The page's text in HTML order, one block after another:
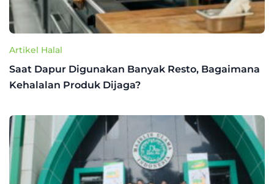
Artikel Halal
Saat Dapur Digunakan Banyak Resto, Bagaimana
Kehalalan Produk Dijaga?